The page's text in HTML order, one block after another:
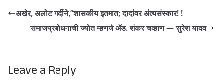
अखेर, अलोट गर्दीने,”शासकीय इतमात; दादांवर अंत्यसंस्कार! !
समाजप्रबोधनाची ज्योत म्हणजे ॲड. शंकर चव्हाण — सुरेश यादव
Leave a Reply